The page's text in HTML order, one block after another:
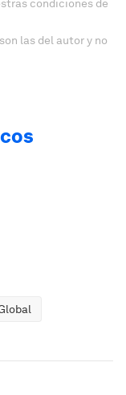
condiciones de
las del autor y no